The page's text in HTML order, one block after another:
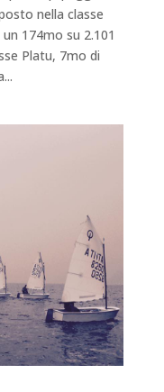
nella classe
174mo su 2.101
Platu, 7mo di